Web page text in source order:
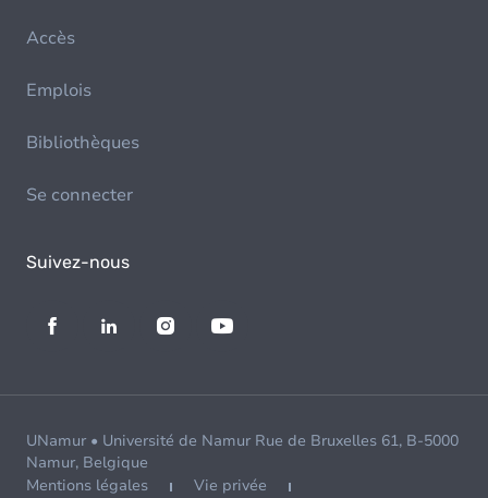
Accès
Emplois
Bibliothèques
Se connecter
Suivez-nous
UNamur • Université de Namur Rue de Bruxelles 61, B-5000
Namur, Belgique
Mentions légales
Vie privée